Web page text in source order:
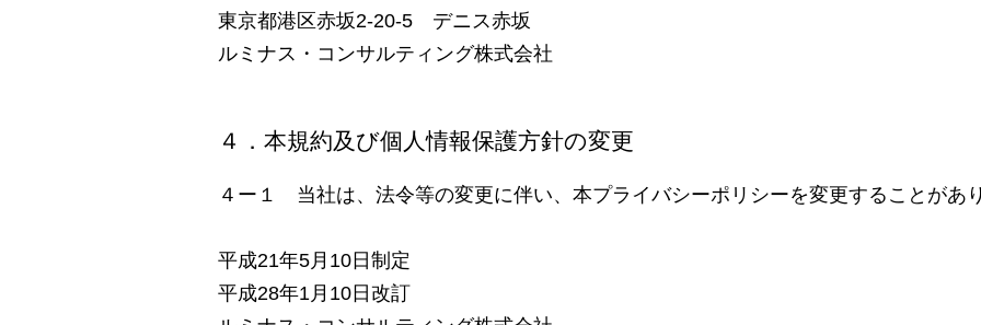
東京都港区赤坂2-20-5 デニス赤坂
ルミナス・コンサルティング株式会社
４．本規約及び個人情報保護方針の変更
４ー１ 当社は、法令等の変更に伴い、本プライバシーポリシーを変更することがあ
平成21年5月10日制定
平成28年1月10日改訂